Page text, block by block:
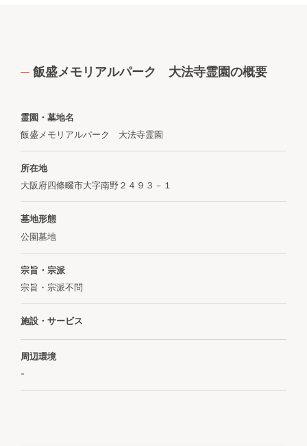
飯盛メモリアルパーク 大法寺霊園の概要
霊園・墓地名
飯盛メモリアルパーク 大法寺霊園
所在地
大阪府四條畷市大字南野２４９３－１
墓地形態
公園墓地
宗旨・宗派
宗旨・宗派不問
施設・サービス
周辺環境
-